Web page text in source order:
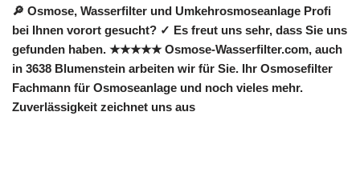
🔎 Osmose, Wasserfilter und Umkehrosmoseanlage Profi
bei Ihnen vorort gesucht? ✓ Es freut uns sehr, dass Sie uns
gefunden haben. ★★★★★ Osmose-Wasserfilter.com, auch
in 3638 Blumenstein arbeiten wir für Sie. Ihr Osmosefilter
Fachmann für Osmoseanlage und noch vieles mehr.
Zuverlässigkeit zeichnet uns aus